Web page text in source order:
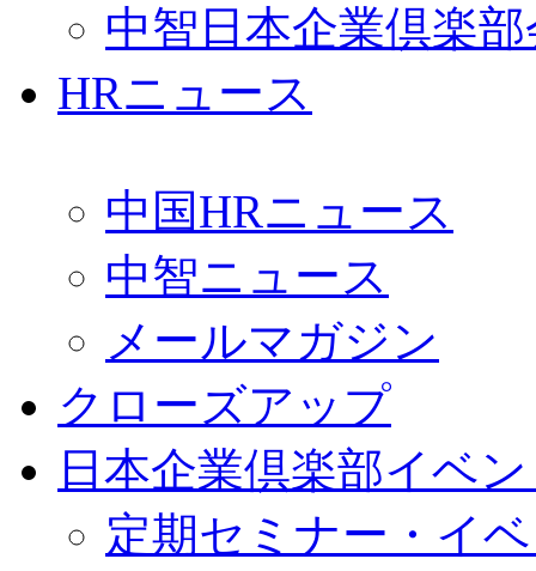
中智日本企業倶楽
HRニュース
中国HRニュース
中智ニュース
メールマガジン
クローズアップ
日本企業倶楽部イベ
定期セミナー・イ